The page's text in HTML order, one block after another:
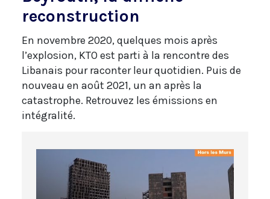
reconstruction
En novembre 2020, quelques mois après
l’explosion, KTO est parti à la rencontre des
Libanais pour raconter leur quotidien. Puis de
nouveau en août 2021, un an après la
catastrophe. Retrouvez les émissions en
intégralité.